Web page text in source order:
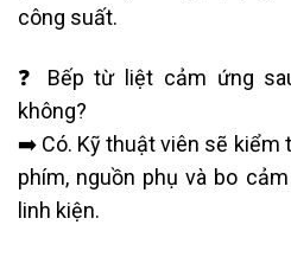
công suất.
❓ Bếp từ liệt cảm ứng
không?
➡️ Có. Kỹ thuật viên sẽ kiểm
phím, nguồn phụ và bo
linh kiện.